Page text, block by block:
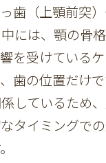
歯（上顎前突
中には、顎の骨
を受けている
歯の位置だけ
しているため
タイミングで